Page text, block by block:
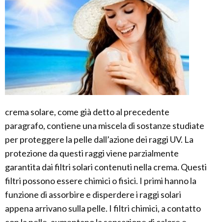
crema solare, come già detto al precedente
paragrafo, contiene una miscela di sostanze studiate
per proteggere la pelle dall’azione dei raggi UV. La
protezione da questi raggi viene parzialmente
garantita dai filtri solari contenuti nella crema. Questi
filtri possono essere chimici o fisici. I primi hanno la
funzione di assorbire e disperdere i raggi solari
appena arrivano sulla pelle. I filtri chimici, a contatto